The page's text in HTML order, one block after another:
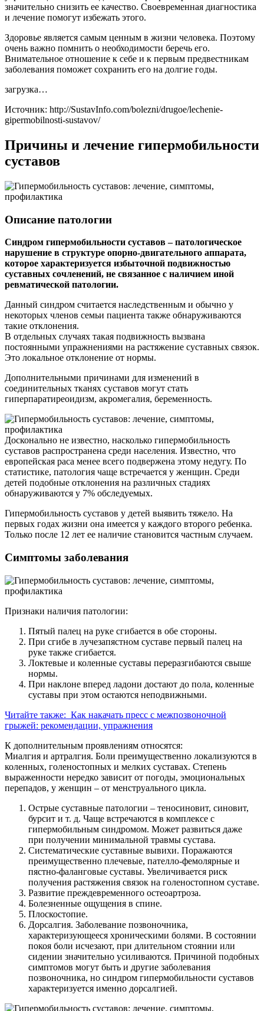
значительно снизить ее качество. Своевременная диагностика
и лечение помогут избежать этого.
Здоровье является самым ценным в жизни человека. Поэтому
очень важно помнить о необходимости беречь его.
Внимательное отношение к себе и к первым предвестникам
заболевания поможет сохранить его на долгие годы.
загрузка…
Источник: http://SustavInfo.com/bolezni/drugoe/lechenie-
gipermobilnosti-sustavov/
Причины и лечение гипермобильности
суставов
Описание патологии
Синдром гипермобильности суставов – патологическое
нарушение в структуре опорно-двигательного аппарата,
которое характеризуется избыточной подвижностью
суставных сочленений, не связанное с наличием иной
ревматической патологии.
Данный синдром считается наследственным и обычно у
некоторых членов семьи пациента также обнаруживаются
такие отклонения.
В отдельных случаях такая подвижность вызвана
постоянными упражнениями на растяжение суставных связок.
Это локальное отклонение от нормы.
Дополнительными причинами для изменений в
соединительных тканях суставов могут стать
гиперпаратиреоидизм, акромегалия, беременность.
Досконально не известно, насколько гипермобильность
суставов распространена среди населения. Известно, что
европейская раса менее всего подвержена этому недугу. По
статистике, патология чаще встречается у женщин. Среди
детей подобные отклонения на различных стадиях
обнаруживаются у 7% обследуемых.
Гипермобильность суставов у детей выявить тяжело. На
первых годах жизни она имеется у каждого второго ребенка.
Только после 12 лет ее наличие становится частным случаем.
Симптомы заболевания
Признаки наличия патологии:
Пятый палец на руке сгибается в обе стороны.
При сгибе в лучезапястном суставе первый палец на
руке также сгибается.
Локтевые и коленные суставы переразгибаются свыше
нормы.
При наклоне вперед ладони достают до пола, коленные
суставы при этом остаются неподвижными.
Читайте также: Как накачать пресс с межпозвоночной
грыжей: рекомендации, упражнения
К дополнительным проявлениям относятся:
Миалгия и артралгия. Боли преимущественно локализуются в
коленных, голеностопных и мелких суставах. Степень
выраженности нередко зависит от погоды, эмоциональных
перепадов, у женщин – от менструального цикла.
Острые суставные патологии – теносиновит, синовит,
бурсит и т. д. Чаще встречаются в комплексе с
гипермобильным синдромом. Может развиться даже
при получении минимальной травмы сустава.
Систематические суставные вывихи. Поражаются
преимущественно плечевые, пателло-фемолярные и
пястно-фаланговые суставы. Увеличивается риск
получения растяжения связок на голеностопном суставе.
Развитие преждевременного остеоартроза.
Болезненные ощущения в спине.
Плоскостопие.
Дорсалгия. Заболевание позвоночника,
характеризующееся хроническими болями. В состоянии
покоя боли исчезают, при длительном стоянии или
сидении значительно усиливаются. Причиной подобных
симптомов могут быть и другие заболевания
позвоночника, но синдром гипермобильности суставов
характеризуется именно дорсалгией.